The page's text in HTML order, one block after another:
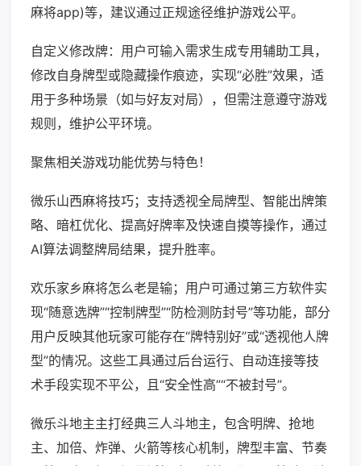
麻将app)等，建议通过正规途径维护游戏公平。
自定义修改牌：用户可输入需求生成专用辅助工具，
修改自身牌型或隐藏操作痕迹，实现“必胜”效果，适
用于多种场景（如与好友对局），但需注意遵守游戏
规则，维护公平环境。
聚焦相关游戏功能优势与特色！
微乐山西麻将技巧；支持透视全局牌型、智能出牌策
略、暗杠优化、提高好牌率及快速自摸等操作，通过
AI算法调整牌局结果，提升胜率。
欢乐家乡麻将怎么老是输；用户可通过第三方软件实
现“随意选牌”“控制牌型”“防检测防封号”等功能，部分
用户反映其他玩家可能存在“牌特别好”或“透视他人牌
型”的情况。这些工具通过后台运行、自动连接等技
术手段实现不平公，且“安全性高”“不被封号”。
微乐斗地主主打经典三人斗地主，包含明牌、抢地
主、加倍、炸弹、火箭等核心机制，牌型丰富、节奏